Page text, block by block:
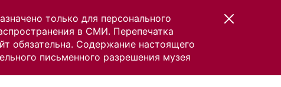
только для персонального
в СМИ. Перепечатка
обязательна. Содержание настоящего
письменного разрешения музея